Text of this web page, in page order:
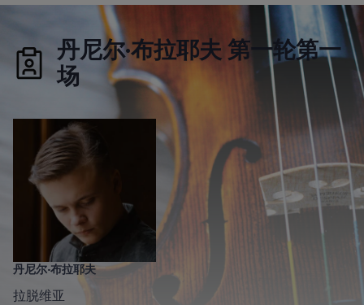
丹尼尔·布拉耶夫 第一轮第一
场
丹尼尔·布拉耶夫
拉脱维亚